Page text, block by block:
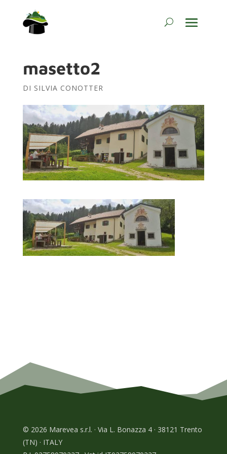
masetto2
DI SILVIA CONOTTER
© 2026 Marevea s.r.l. · Via L. Bonazza 4 · 38121 Trento
(TN) · ITALY